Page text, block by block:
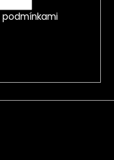
podmínkami